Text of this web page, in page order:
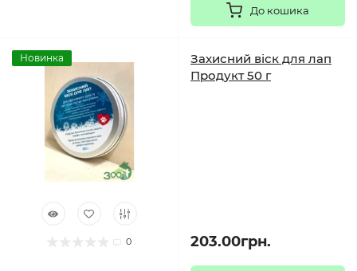
До кошика
Новинка
0
Захисний віск для лап
Продукт 50 г
203.00грн.